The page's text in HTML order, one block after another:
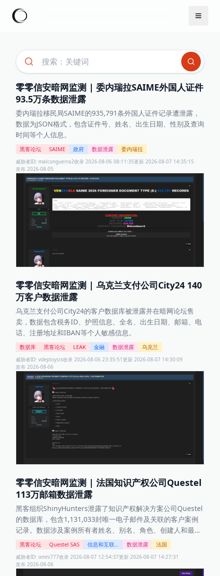
零零信安暗网监测 | 委内瑞拉SAIME外国人证件
93.5万条数据泄露
委内瑞拉移民局SAIME的935,791条外国人证件记录遭泄露，
数据为JSON格式，包含证件号、姓名、出生日期、性别及查询
时间等个人信息。
黑客论坛 SAIME 政府 数据泄露 委内瑞拉
威胁者ID: malconguerra2收录 2026-08-06 08:11:35更新 2026-08-07 14:35:15
发布 2026-08-05
零零信安暗网监测 | 乌克兰支付公司City24 140
万客户数据泄露
乌克兰支付公司City24的客户数据库被泄露并在暗网论坛售
卖，数据包含税务ID、护照信息、全名、出生日期、邮箱、电
话、注册地址和IBAN等个人敏感信息。
数据库 黑客论坛 LEAK 金融 数据泄露 乌克兰
威胁者ID: vdeploysis收录 2026-08-06 23:35:51更新 2026-08-07 14:30:09
发布 2026-08-06
零零信安暗网监测 | 法国知识产权公司Questel
113万邮箱数据泄露
黑客组织ShinyHunters泄露了知识产权解决方案公司Questel
的数据库，包含1,131,033封唯一电子邮件及关联的客户案例
记录。数据涉及案例所有者姓名、别名、角色、创建人和最后
修改人信息、案例主题、编号、状态、优先级、开启与关闭日
期，以及客户姓名、公司、电子邮件等。
黑客论坛 Questel SAS 信息和互联网科技 数据泄露 法国
威胁者ID: omni777收录 2026-08-07 12:54:37更新 2026-08-07 14:27:31
发布 2026-08-06